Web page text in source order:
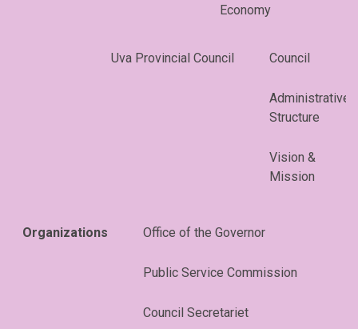
Economy
Uva Provincial Council Council
Administrative
Structure
Vision &
Mission
Organizations Office of the Governor
Public Service Commission
Council Secretariet